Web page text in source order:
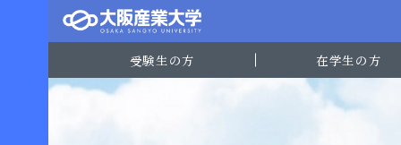
受験生の方 在学生の方